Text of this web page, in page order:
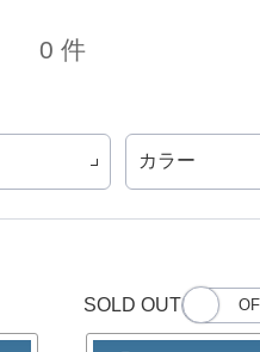
0 件
カラー
SOLD OUT